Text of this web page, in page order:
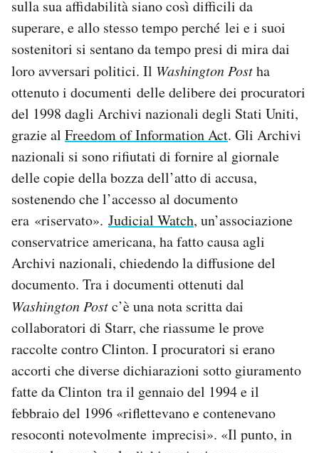
sulla sua affidabilità siano così difficili da
superare, e allo stesso tempo perché lei e i suoi
sostenitori si sentano da tempo presi di mira dai
loro avversari politici. Il Washington Postha
ottenuto i documenti delle delibere dei procuratori
del 1998 dagli Archivi nazionali degli Stati Uniti,
grazie al Freedom of Information Act. Gli Archivi
nazionali si sono rifiutati di fornire al giornale
delle copie della bozza dell’atto di accusa,
sostenendo che l’accesso al documento
era «riservato». Judicial Watch, un’associazione
conservatrice americana, ha fatto causa agli
Archivi nazionali, chiedendo la diffusione del
documento. Tra i documenti ottenuti dal
Washington Postc’è una nota scritta dai
collaboratori di Starr, che riassume le prove
raccolte contro Clinton. I procuratori si erano
accorti che diverse dichiarazioni sotto giuramento
fatte da Clinton tra il gennaio del 1994 e il
febbraio del 1996 «riflettevano e contenevano
resoconti notevolmente imprecisi». «Il punto, in